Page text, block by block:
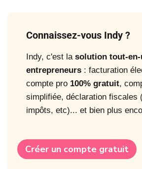
Connaissez-vous Indy ?
Indy, c'est la solution tout-en-
entrepreneurs : facturation
compte pro 100% gratuit,
simplifiée, déclaration fiscales
impôts, etc)... et bien plus
Créer un compte gratuit